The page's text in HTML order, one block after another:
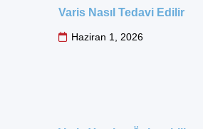
Varis Nasıl Tedavi Edilir
Haziran 1, 2026